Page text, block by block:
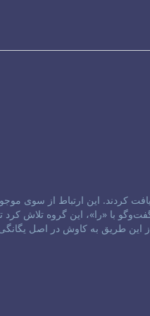
شفاهی دریافت کردند. این ارتباط از سوی
عنوان «را»، پیام‌آورانِ فروتنِ اصلِ یگانگی معرفی کردند. طی 106 جلسه‌ی گفت‌و‌گو با «را»، این گروه تلاش
این طریق به کاوش در اصل